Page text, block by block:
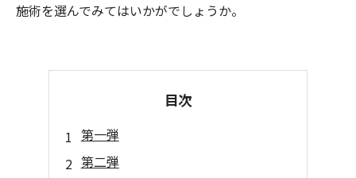
施術を選んでみてはいかがでしょうか。
目次
第一弾
第二弾